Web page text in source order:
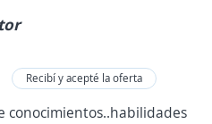
Recibí y acepté la oferta
conocimientos..habilidades